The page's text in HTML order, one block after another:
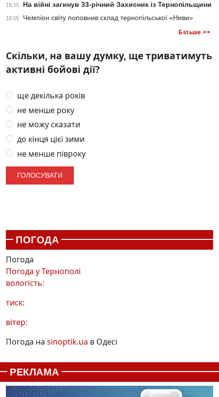
19:15 На війні загинув 33-річний Захисник із Тернопільщини
18:55 Чемпіон світу поповнив склад тернопільської «Ниви»
Більше >>
Скільки, на вашу думку, ще триватимуть
активні бойові дії?
ще декілька років
не менше року
не можу сказати
до кінця цієї зими
не менше півроку
ПОГОДА
Погода
Погода уТернополі
вологість:
тиск:
вітер:
Погода на sinoptik.ua в Одесі
РЕКЛАМА